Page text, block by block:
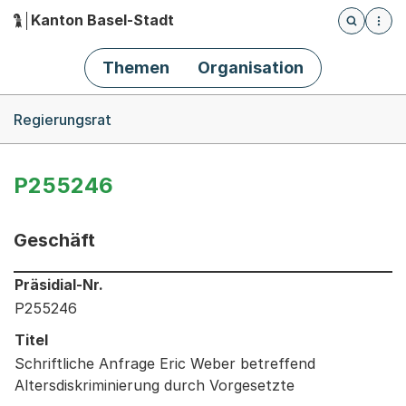
Hauptnavigation
Kanton Basel-Stadt
Öffnet
Themen Organisation
Regierungsrat
P255246
Geschäft
Informationen zum Ausgewählten Geschäft
Präsidial-Nr.
P255246
Titel
Schriftliche Anfrage Eric Weber betreffend
Altersdiskriminierung durch Vorgesetzte